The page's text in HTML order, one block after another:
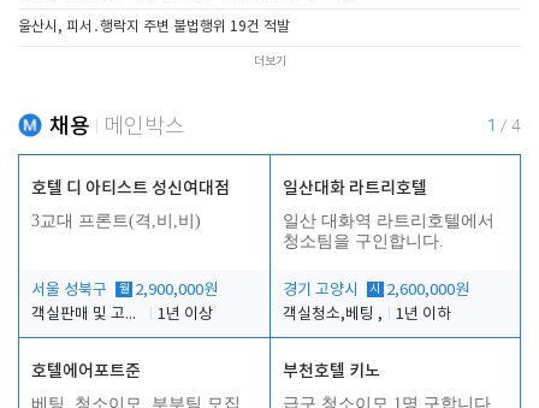
울산시, 피서․행락지 주변 불법행위 19건 적발
더보기
채용 메인박스 1 / 4
호텔 디 아티스트 성신여대점
3교대 프론트(격,비,비)
서울 성북구 월 2,900,000원
객실판매 및 고객응대
1년 이상
일산대화 라트리호텔
일산 대화역 라트리호텔에서
청소팀을 구인합니다.
경기 고양시 시
2,600,000원
객실청소,베팅 ,
1년 이하
호텔에어포트준
베팅, 청소이모, 부부팀 모집
부천호텔 키노
급구 청소이모 1명 구합니다.